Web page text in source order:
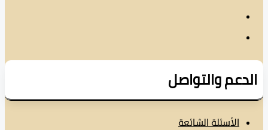
والتواصل
الأسئلة الشائعة